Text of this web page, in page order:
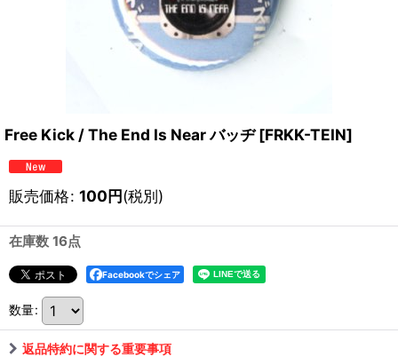
Free Kick / The End Is Near バッヂ [FRKK-TEIN]
販売価格: 100円(税別)
在庫数 16点
Facebookでシェア
数量:
返品特約に関する重要事項